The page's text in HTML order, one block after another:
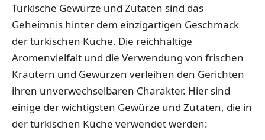
Türkische Gewürze und Zutaten sind das
Geheimnis hinter dem einzigartigen Geschmack
der türkischen Küche. Die reichhaltige
Aromenvielfalt und die Verwendung von frischen
Kräutern und Gewürzen verleihen den Gerichten
ihren unverwechselbaren Charakter. Hier sind
einige der wichtigsten Gewürze und Zutaten, die in
der türkischen Küche verwendet werden: